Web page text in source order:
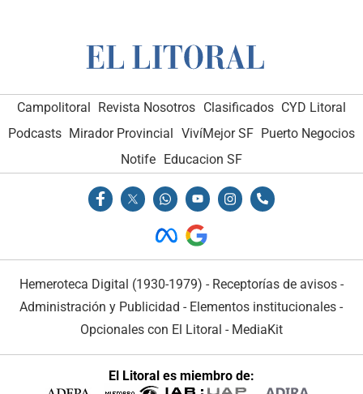
Campolitoral Revista Nosotros Clasificados CYD Litoral
Podcasts Mirador Provincial VivíMejor SF Puerto Negocios
Notife
Educacion SF
Hemeroteca Digital (1930-1979) - Receptorías de avisos -
Administración y Publicidad - Elementos institucionales -
Opcionales con El Litoral - MediaKit
El Litoral es miembro de: